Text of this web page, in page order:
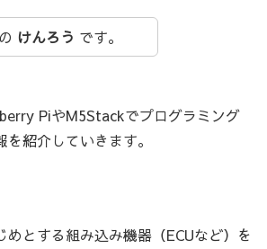
けんろう です。
PiやM5Stackでプログラミング
紹介していきます。
めとする組み込み機器（ECUなど）を